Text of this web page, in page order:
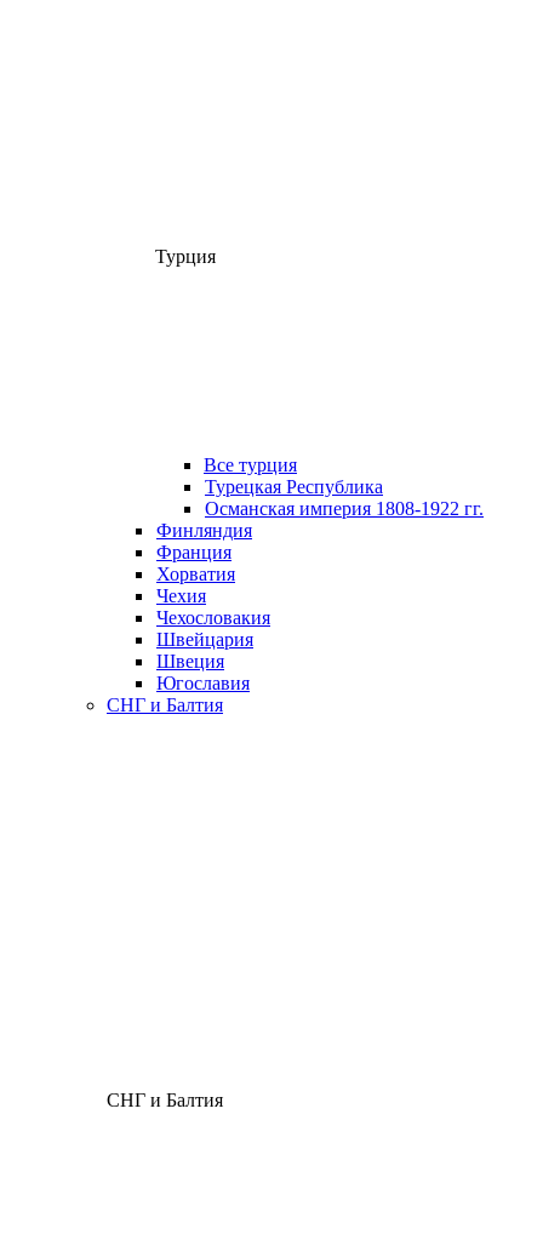
Турция
Все турция
Турецкая Республика
Османская империя 1808-1922 гг.
Финляндия
Франция
Хорватия
Чехия
Чехословакия
Швейцария
Швеция
Югославия
СНГ и Балтия
СНГ и Балтия